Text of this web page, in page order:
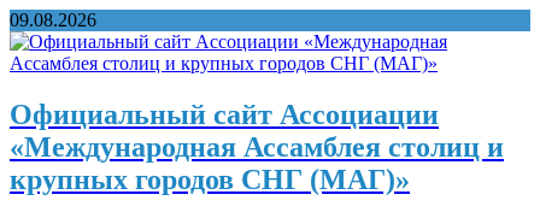
09.08.2026
Официальный сайт Ассоциации
«Международная Ассамблея столиц и
крупных городов СНГ (МАГ)»